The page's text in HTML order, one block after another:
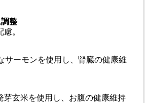
整
。
サーモンを使用し、腎臓の健康維
芽玄米を使用し、お腹の健康維持